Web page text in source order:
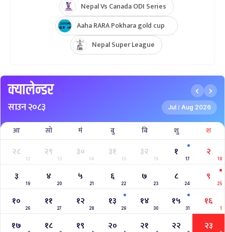
Nepal Vs Canada ODI Series
Aaha RARA Pokhara gold cup
Nepal Super League
क्यालेन्डर
साउन २०८३ Jul / Aug 2026
आ सो मं बु बि शु श
२८
12
२९
13
३०
14
३१
15
३२
16
१
17
२
18
३
19
४
20
५
21
६
22
७
23
८
24
९
25
१०
26
११
27
१२
28
१३
29
१४
30
१५
31
१६
1
१७ १८ १९ २० २१ २२ २३